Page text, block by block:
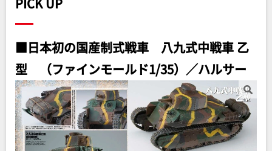
■日本初の国産制式戦車 八九式中戦車 乙
型 （ファインモールド1/35）／ハルサー